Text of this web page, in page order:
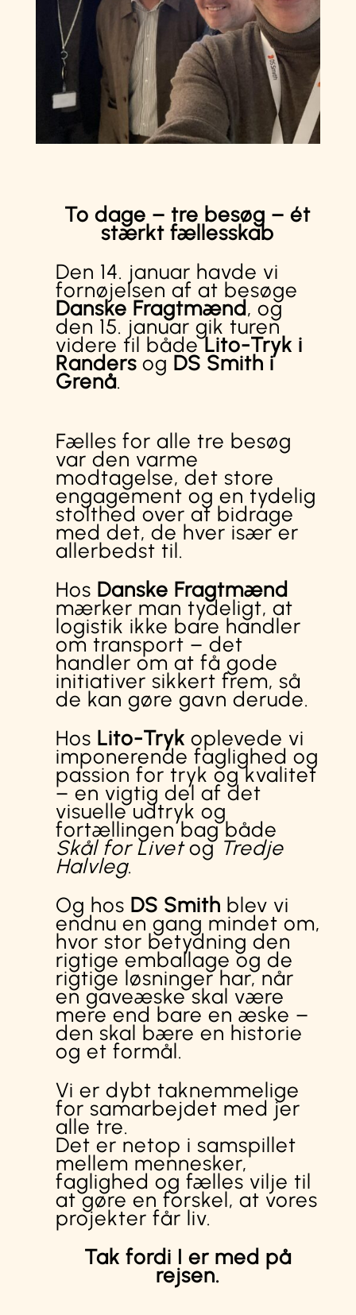
To dage – tre besøg – ét
stærkt fællesskab
Den 14. januar havde vi
fornøjelsen af at besøge
Danske Fragtmænd, og
den 15. januar gik turen
videre til bådeLito-Tryk i
Randersog DS Smith i
Grenå.
Fælles for alle tre besøg
var den varme
modtagelse, det store
engagement og en tydelig
stolthed over at bidrage
med det, de hver især er
allerbedst til.
Hos Danske Fragtmænd
mærker man tydeligt, at
logistik ikke bare handler
om transport – det
handler om at få gode
initiativer sikkert frem, så
de kan gøre gavn derude.
Hos Lito-Tryk oplevede vi
imponerende faglighed og
passion for tryk og kvalitet
– en vigtig del af det
visuelle udtryk og
fortællingen bag både
Skål for Livetog Tredje
Halvleg.
Og hos DS Smith blev vi
endnu en gang mindet om,
hvor stor betydning den
rigtige emballage og de
rigtige løsninger har, når
en gaveæske skal være
mere end bare en æske –
den skal bære en historie
og et formål.
Vi er dybt taknemmelige
for samarbejdet med jer
alle tre.
Det er netop i samspillet
mellem mennesker,
faglighed og fælles vilje til
at gøre en forskel, at vores
projekter får liv.
Tak fordi I er med på
rejsen.